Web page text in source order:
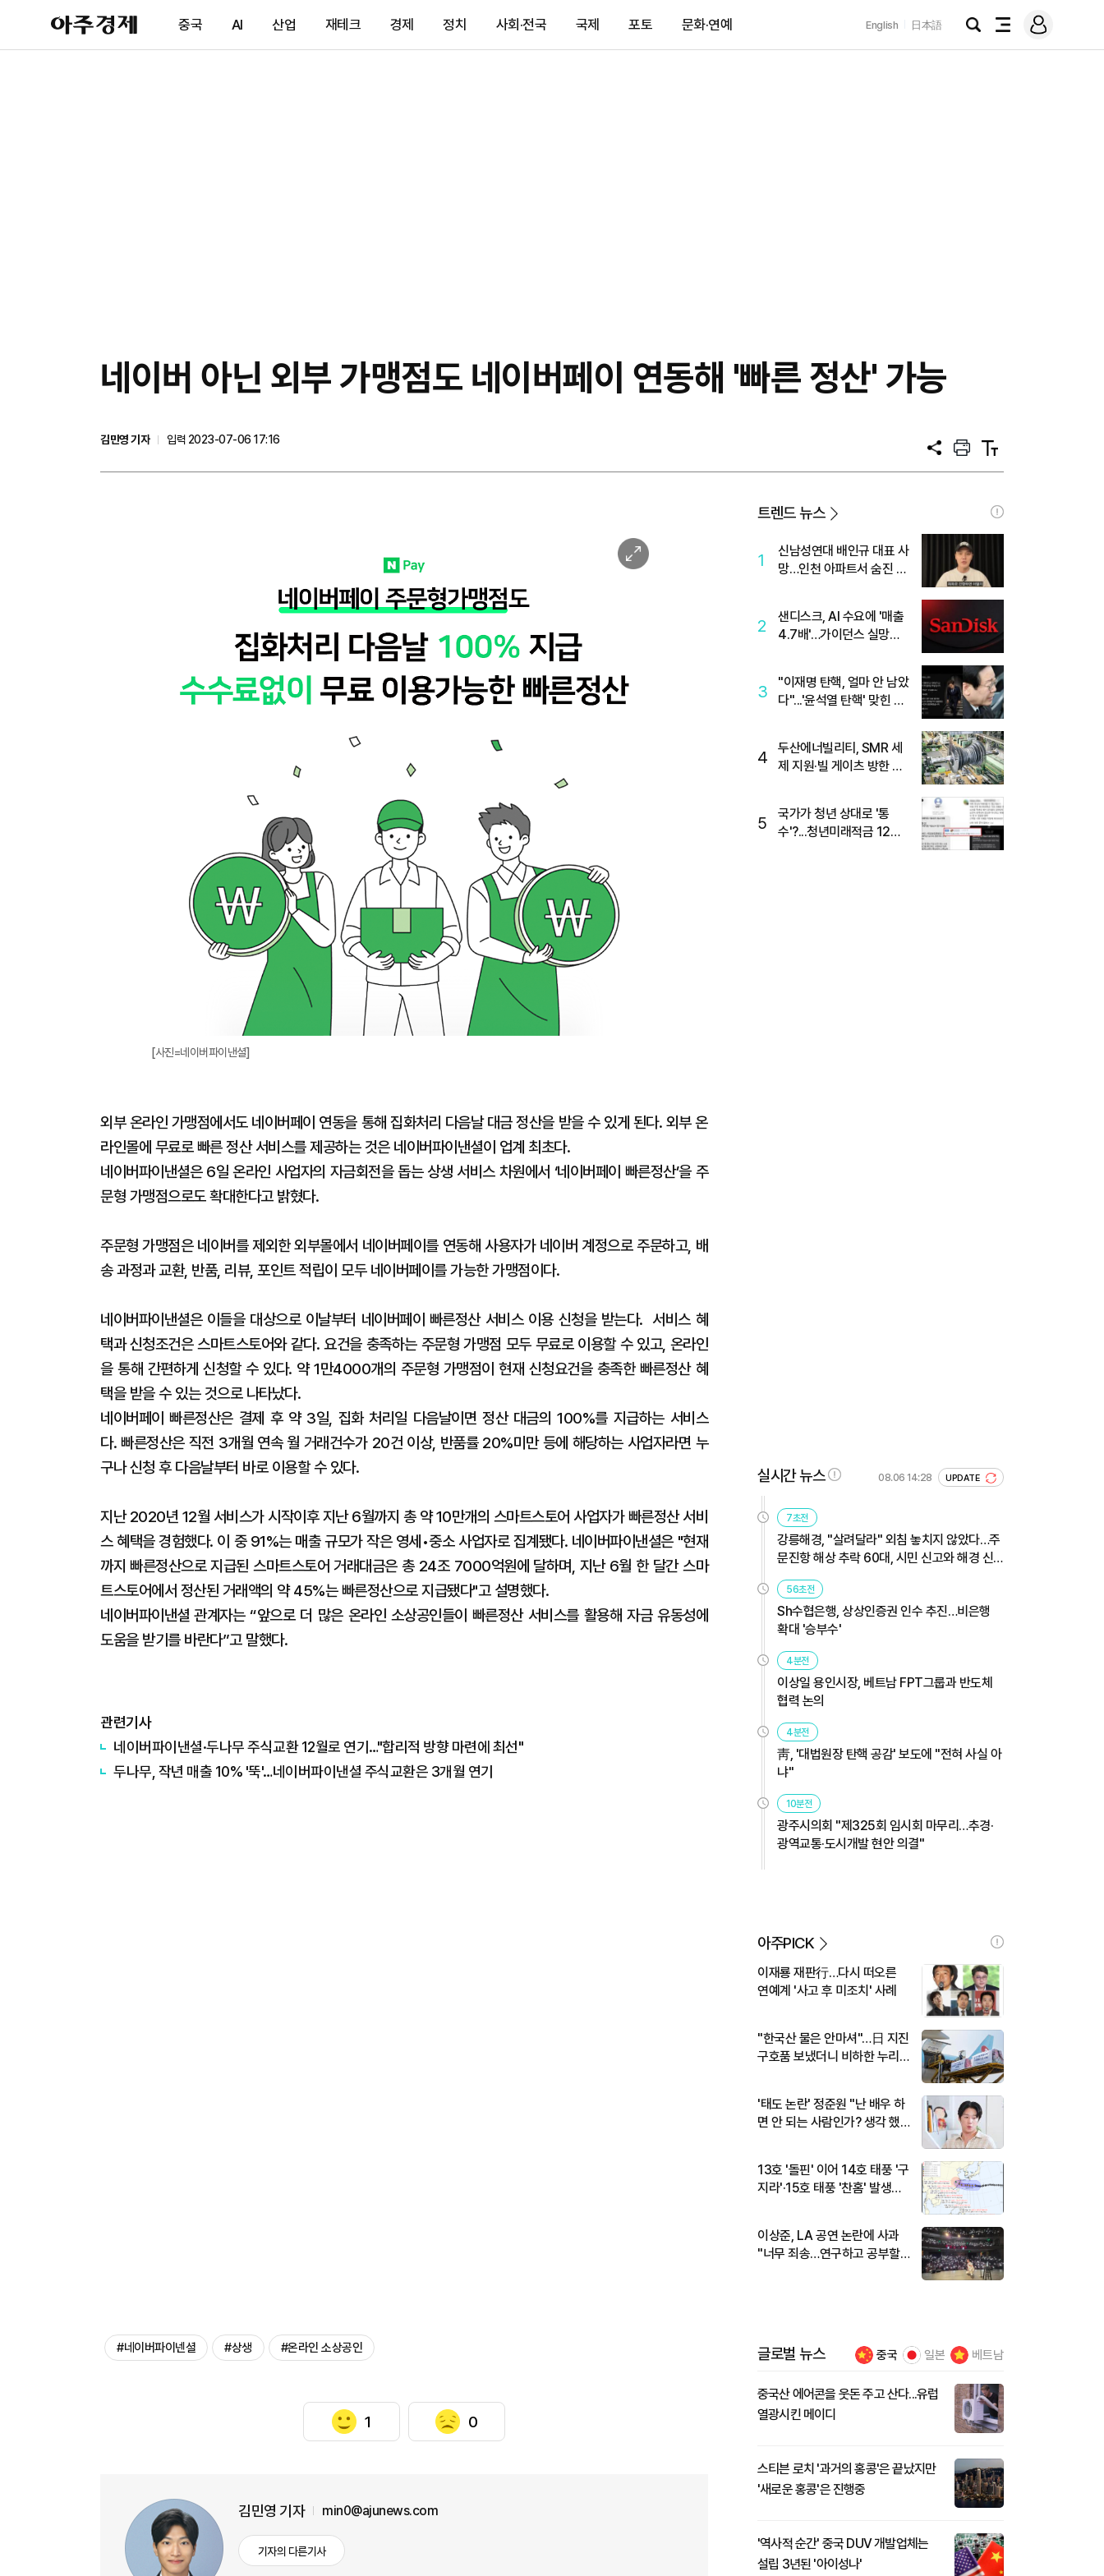
아
주
제
중국 AI 산업 재테크 경제 정치 사회·전국 국제 포토 문화·연예 English 日本語
검
전
메
그
네이버 아닌 외부 가맹점도 네이버페이 연동해 '빠른 정산' 가능
김민영 기자
입력 2023-07-06 17:16
공
프
트
텍
트
이
미
[사진=네이버파이낸셜]
외부 온라인 가맹점에서도 네이버페이 연동을 통해 집화처리 다음날 대금 정산을 받을 수 있게 된다. 외부 온
라인몰에 무료로 빠른 정산 서비스를 제공하는 것은 네이버파이낸셜이 업계 최초다.
네이버파이낸셜은 6일 온라인 사업자의 자금회전을 돕는 상생 서비스 차원에서 ‘네이버페이 빠른정산’을 주
문형 가맹점으로도 확대한다고 밝혔다.
주문형 가맹점은 네이버를 제외한 외부몰에서 네이버페이를 연동해 사용자가 네이버 계정으로 주문하고, 배
송 과정과 교환, 반품, 리뷰, 포인트 적립이 모두 네이버페이를 가능한 가맹점이다.
네이버파이낸셜은 이들을 대상으로 이날부터 네이버페이 빠른정산 서비스 이용 신청을 받는다. 서비스 혜
택과 신청조건은 스마트스토어와 같다. 요건을 충족하는 주문형 가맹점 모두 무료로 이용할 수 있고, 온라인
을 통해 간편하게 신청할 수 있다. 약 1만4000개의 주문형 가맹점이 현재 신청요건을 충족한 빠른정산 혜
택을 받을 수 있는 것으로 나타났다.
네이버페이 빠른정산은 결제 후 약 3일, 집화 처리일 다음날이면 정산 대금의 100%를 지급하는 서비스
다. 빠른정산은 직전 3개월 연속 월 거래건수가 20건 이상, 반품률 20%미만 등에 해당하는 사업자라면 누
구나 신청 후 다음날부터 바로 이용할 수 있다.
지난 2020년 12월 서비스가 시작이후 지난 6월까지 총 약 10만개의 스마트스토어 사업자가 빠른정산 서비
스 혜택을 경험했다. 이 중 91%는 매출 규모가 작은 영세•중소 사업자로 집계됐다. 네이버파이낸셜은 "현재
까지 빠른정산으로 지급된 스마트스토어 거래대금은 총 24조 7000억원에 달하며, 지난 6월 한 달간 스마
트스토어에서 정산된 거래액의 약 45%는 빠른정산으로 지급됐다"고 설명했다.
네이버파이낸셜 관계자는 “앞으로 더 많은 온라인 소상공인들이 빠른정산 서비스를 활용해 자금 유동성에
도움을 받기를 바란다”고 말했다.
관련기사
네이버파이낸셜·두나무 주식교환 12월로 연기…"합리적 방향 마련에 최선"
두나무, 작년 매출 10% '뚝'…네이버파이낸셜 주식교환은 3개월 연기
#네이버파이넨셜 #상생 #온라인 소상공인
1 0
김민영 기자 min0@ajunews.com
기자의 다른기사
트렌드 뉴스
1
신남성연대 배인규 대표 사
망…인천 아파트서 숨진 채
2
샌디스크, AI 수요에 '매출
4.7배'…가이던스 실망에
3
"이재명 탄핵, 얼마 안 남았
다"...'윤석열 탄핵' 맞힌 무
4
두산에너빌리티, SMR 세
제 지원·빌 게이츠 방한 기
5
국가가 청년 상대로 '통
수'?...청년미래적금 12%
실시간 뉴스 08.06 14:28 UPDATE
7초전
강릉해경, "살려달라" 외침 놓치지 않았다…주
문진항 해상 추락 60대, 시민 신고와 해경 신
속 대응으로 무사 구조
56초전
Sh수협은행, 상상인증권 인수 추진…비은행
확대 '승부수'
4분전
이상일 용인시장, 베트남 FPT그룹과 반도체
협력 논의
4분전
靑, '대법원장 탄핵 공감' 보도에 "전혀 사실 아
냐"
10분전
광주시의회 "제325회 임시회 마무리…추경·
광역교통·도시개발 현안 의결"
아주PICK
이재룡 재판行…다시 떠오른
연예계 '사고 후 미조치' 사례
"한국산 물은 안마셔"…日 지진
구호품 보냈더니 비하한 누리
'태도 논란' 정준원 "난 배우 하
면 안 되는 사람인가? 생각 했
13호 '돌핀' 이어 14호 태풍 '구
지라'·15호 태풍 '찬홈' 발생…
이상준, LA 공연 논란에 사과
"너무 죄송…연구하고 공부할
글로벌 뉴스 중국 일본 베트남
중국산 에어콘을 웃돈 주고 산다...유럽
열광시킨 메이디
스티븐 로치 '과거의 홍콩'은 끝났지만
'새로운 홍콩'은 진행중
'역사적 순간' 중국 DUV 개발업체는
설립 3년된 '아이성나'